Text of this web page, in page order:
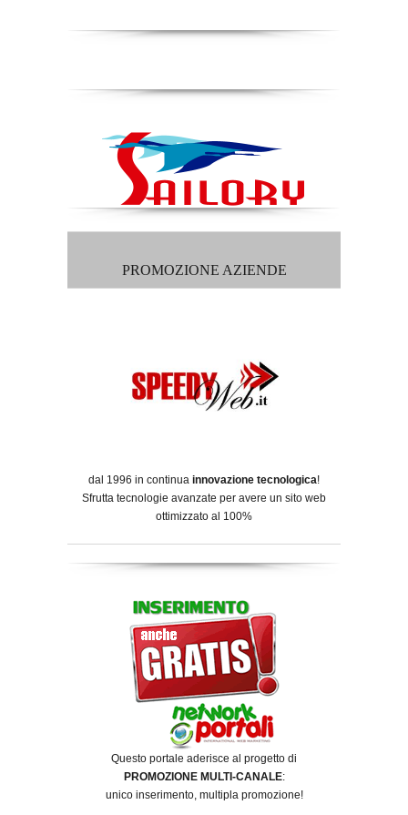
PROMOZIONE AZIENDE
dal 1996 in continua innovazione tecnologica!
Sfrutta tecnologie avanzate per avere un sito web
ottimizzato al 100%
Questo portale aderisce al progetto di
PROMOZIONE MULTI-CANALE:
unico inserimento, multipla promozione!